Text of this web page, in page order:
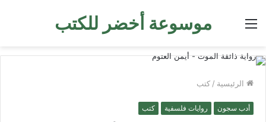
موسوعة أخضر للكتب القائمة
الرئيسية / كتب
أدب سجون روايات فلسفية كتب